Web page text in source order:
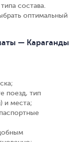
состава.
оптимальный
— Караганды
;
поезд, тип
и места;